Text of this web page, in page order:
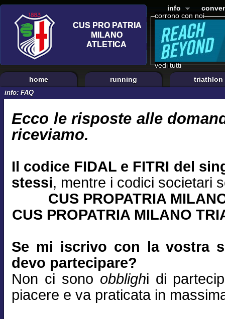
corrono con noi
vedi tutti
info
home running triathlon
info: FAQ
Ecco le risposte alle
riceviamo.
Il codice FIDAL e FITRI del
stessi, mentre i codici societari
CUS PROPATRIA
CUS PROPATRIA MILANO
Se mi iscrivo con la vostra
devo partecipare?
Non ci sono obblighi di
piacere e va praticata in